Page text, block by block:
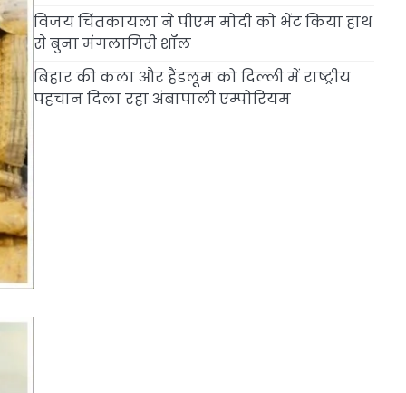
विजय चिंतकायला ने पीएम मोदी को भेंट किया हाथ
से बुना मंगलागिरी शॉल
बिहार की कला और हैंडलूम को दिल्ली में राष्ट्रीय
पहचान दिला रहा अंबापाली एम्पोरियम